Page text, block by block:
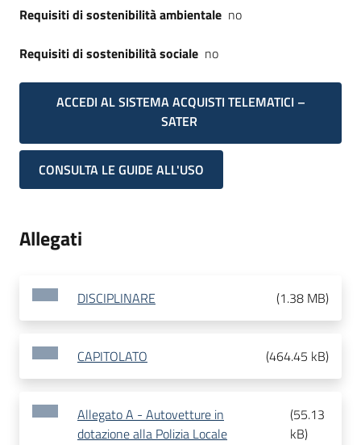
Requisiti di sostenibilità ambientale no
Requisiti di sostenibilità sociale no
ACCEDI AL SISTEMA ACQUISTI TELEMATICI –
SATER
CONSULTA LE GUIDE ALL'USO
Allegati
DISCIPLINARE (1.38 MB)
CAPITOLATO (464.45 kB)
Allegato A - Autovetture in
dotazione alla Polizia Locale
(55.13
kB)